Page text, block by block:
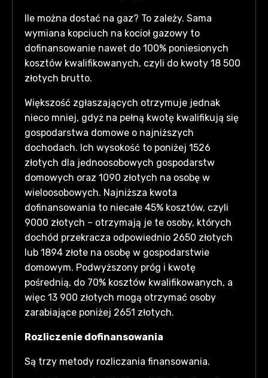
Ile można dostać na gaz? To zależy. Sama
wymiana kopciuch na kocioł gazowy to
dofinansowanie nawet do 100% poniesionych
kosztów kwalifikowanych, czyli do kwoty 18 500
złotych brutto.
Większość zgłaszających otrzymuje jednak
nieco mniej, gdyż na pełną kwotę kwalifikują się
gospodarstwa domowe o najniższych
dochodach. Ich wysokość to poniżej 1526
złotych dla jednoosobowych gospodarstw
domowych oraz 1090 złotych na osobę w
wieloosobowych. Najniższa kwota
dofinansowania to niecałe 45% kosztów, czyli
9000 złotych – otrzymają je te osoby, których
dochód przekracza odpowiednio 2650 złotych
lub 1894 złote na osobę w gospodarstwie
domowym. Podwyższony próg i kwotę
pośrednią, do 70% kosztów kwalifikowanych, a
więc 13 900 złotych mogą otrzymać osoby
zarabiające poniżej 2651 złotych.
Rozliczenie dofinansowania
Są trzy metody rozliczania finansowania.